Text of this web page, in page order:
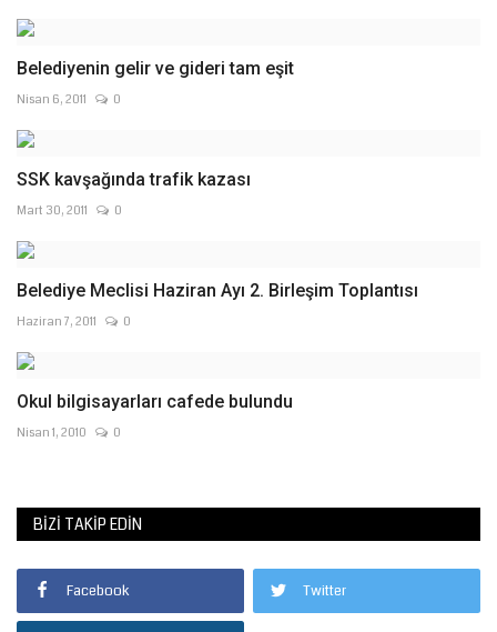
Belediyenin gelir ve gideri tam eşit
Nisan 6, 2011 0
SSK kavşağında trafik kazası
Mart 30, 2011 0
Belediye Meclisi Haziran Ayı 2. Birleşim Toplantısı
Haziran 7, 2011 0
Okul bilgisayarları cafede bulundu
Nisan 1, 2010 0
BIZI TAKIP EDIN
Facebook Twitter